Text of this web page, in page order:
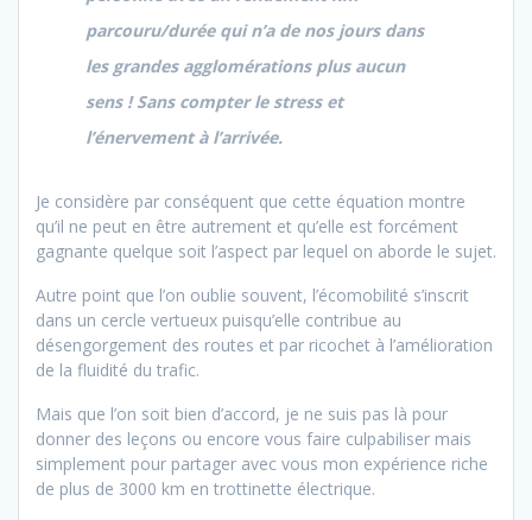
parcouru/durée qui n’a de nos jours dans
les grandes agglomérations plus aucun
sens ! Sans compter le stress et
l’énervement à l’arrivée.
Je considère par conséquent que cette équation montre
qu’il ne peut en être autrement et qu’elle est forcément
gagnante quelque soit l’aspect par lequel on aborde le sujet.
Autre point que l’on oublie souvent, l’écomobilité s’inscrit
dans un cercle vertueux puisqu’elle contribue au
désengorgement des routes et par ricochet à l’amélioration
de la fluidité du trafic.
Mais que l’on soit bien d’accord, je ne suis pas là pour
donner des leçons ou encore vous faire culpabiliser mais
simplement pour partager avec vous mon expérience riche
de plus de 3000 km en trottinette électrique.